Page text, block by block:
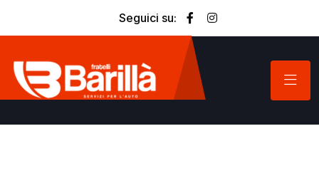
Seguici su: